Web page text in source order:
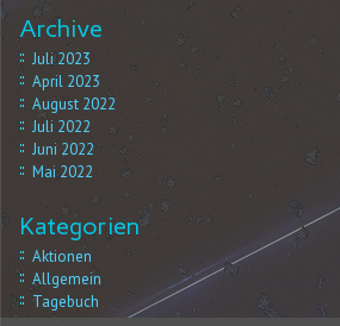
Archive
Juli 2023
April 2023
August 2022
Juli 2022
Juni 2022
Mai 2022
Kategorien
Aktionen
Allgemein
Tagebuch